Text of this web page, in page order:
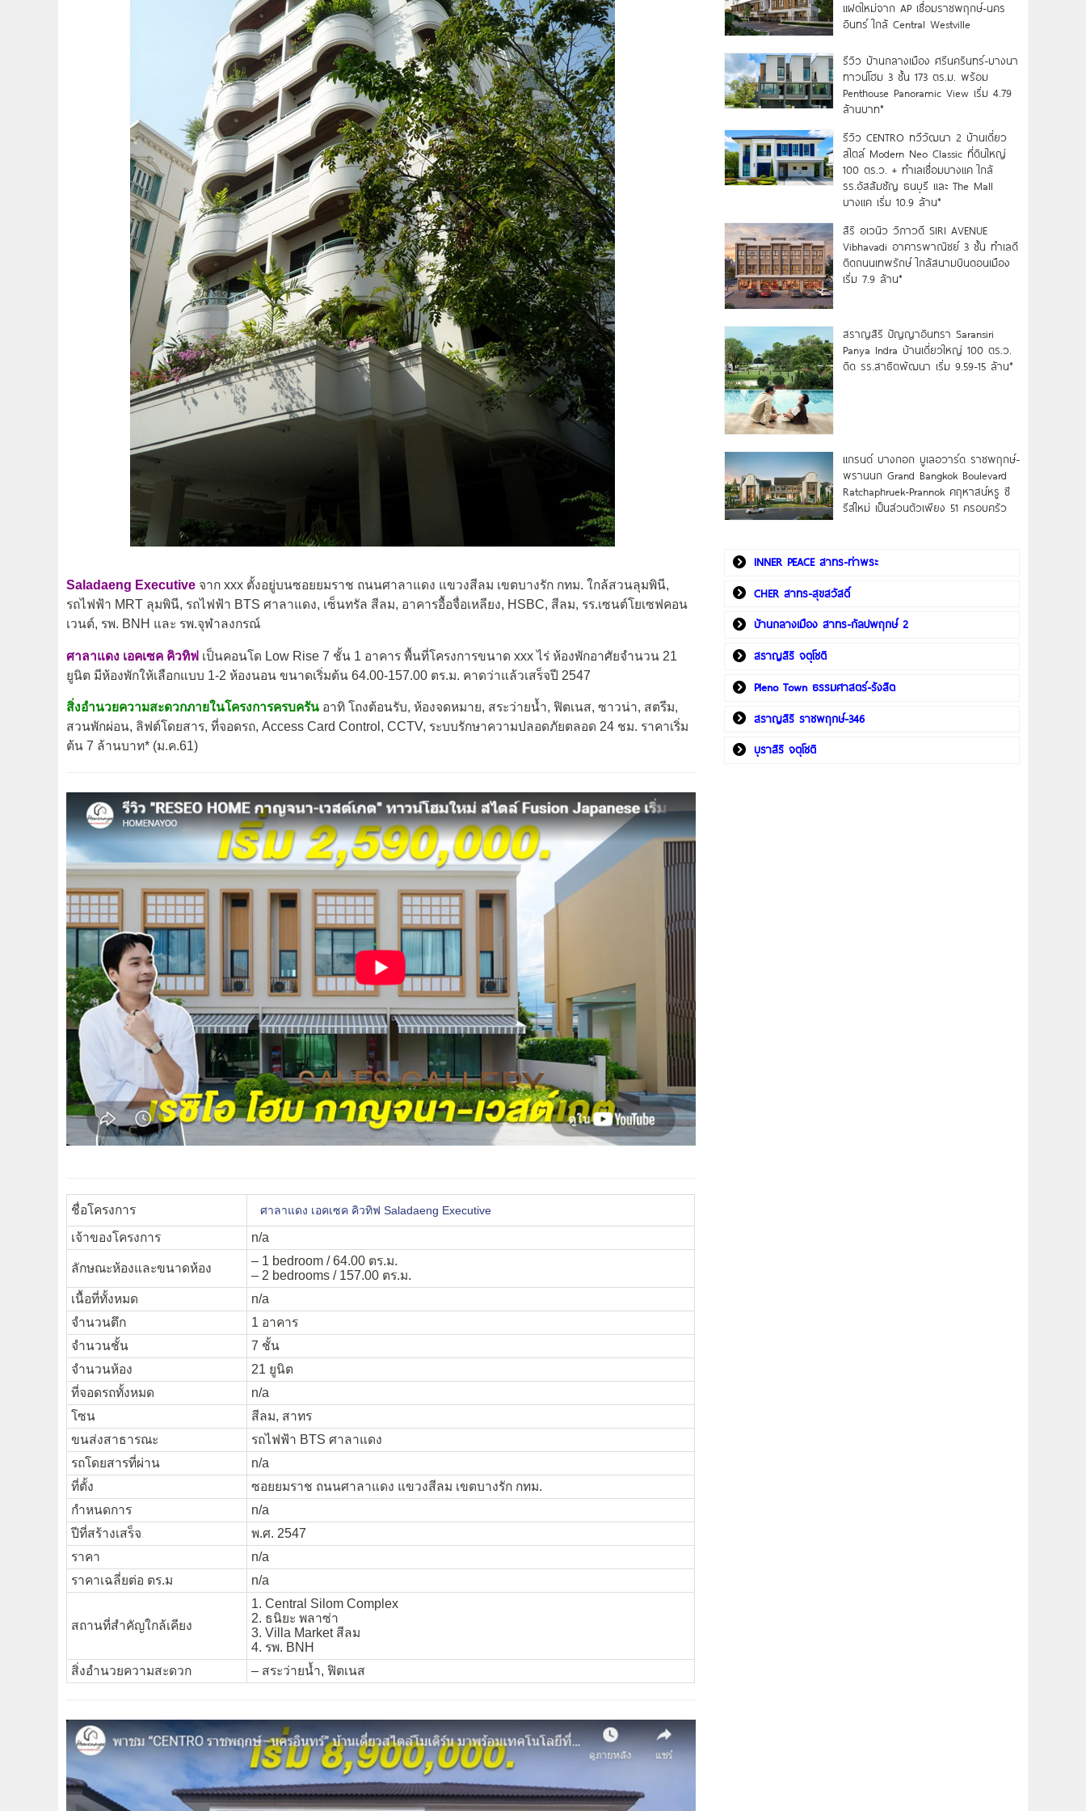
Saladaeng Executive จาก xxx ตั้งอยู่บนซอยยมราช ถนนศาลาแดง แขวงสีลม เขตบางรัก กทม. ใกล้สวนลุมพินี,
รถไฟฟ้า MRT ลุมพินี, รถไฟฟ้า BTS ศาลาแดง, เซ็นทรัล สีลม, อาคารอื้อจื่อเหลียง, HSBC, สีลม, รร.เซนต์โยเซฟคอน
เวนต์, รพ. BNH และ รพ.จุฬาลงกรณ์
ศาลาแดง เอคเซค คิวทิฟ เป็นคอนโด Low Rise 7 ชั้น 1 อาคาร พื้นที่โครงการขนาด xxx ไร่ ห้องพักอาศัยจำนวน 21
ยูนิต มีห้องพักให้เลือกแบบ 1-2 ห้องนอน ขนาดเริ่มต้น 64.00-157.00 ตร.ม. คาดว่าแล้วเสร็จปี 2547
สิ่งอำนวยความสะดวกภายในโครงการครบครัน อาทิ โถงต้อนรับ, ห้องจดหมาย, สระว่ายน้ำ, ฟิตเนส, ซาวน่า, สตรีม,
สวนพักผ่อน, ลิฟต์โดยสาร, ที่จอดรถ, Access Card Control, CCTV, ระบบรักษาความปลอดภัยตลอด 24 ชม. ราคาเริ่ม
ต้น 7 ล้านบาท* (ม.ค.61)
ชื่อโครงการ ศาลาแดง เอคเซค คิวทิฟ Saladaeng Executive
เจ้าของโครงการ n/a
ลักษณะห้องและขนาดห้อง
– 1 bedroom / 64.00 ตร.ม.
– 2 bedrooms / 157.00 ตร.ม.
เนื้อที่ทั้งหมด
n/a
จำนวนตึก
1 อาคาร
จำนวนชั้น
7 ชั้น
จำนวนห้อง
21 ยูนิต
ที่จอดรถทั้งหมด
n/a
โซน
สีลม, สาทร
ขนส่งสาธารณะ
รถไฟฟ้า BTS ศาลาแดง
รถโดยสารที่ผ่าน
n/a
ที่ตั้ง
ซอยยมราช ถนนศาลาแดง แขวงสีลม เขตบางรัก กทม.
กำหนดการ
n/a
ปีที่สร้างเสร็จ
พ.ศ. 2547
ราคา
n/a
ราคาเฉลี่ยต่อ ตร.ม
n/a
สถานที่สำคัญใกล้เคียง
1. Central Silom Complex
2. ธนิยะ พลาซ่า
3. Villa Market สีลม
4. รพ. BNH
สิ่งอำนวยความสะดวก
– สระว่ายน้ำ, ฟิตเนส
แฝดใหม่จาก AP เชื่อมราชพฤกษ์-นคร
อินทร์ ใกล้ Central Westville
รีวิว บ้านกลางเมือง ศรีนครินทร์-บางนา
ทาวน์โฮม 3 ชั้น 173 ตร.ม. พร้อม
Penthouse Panoramic View เริ่ม 4.79
ล้านบาท*
รีวิว CENTRO ทวีวัฒนา 2 บ้านเดี่ยว
สไตล์ Modern Neo Classic ที่ดินใหญ่
100 ตร.ว. + ทำเลเชื่อมบางแค ใกล้
รร.อัสสัมชัญ ธนบุรี และ The Mall
บางแค เริ่ม 10.9 ล้าน*
สิริ อเวนิว วิภาวดี SIRI AVENUE
Vibhavadi อาคารพาณิชย์ 3 ชั้น ทำเลดี
ติดถนนเทพรักษ์ ใกล้สนามบินดอนเมือง
เริ่ม 7.9 ล้าน*
สราญสิริ ปัญญาอินทรา Saransiri
Panya Indra บ้านเดี่ยวใหญ่ 100 ตร.ว.
ดิด รร.สาธิตพัฒนา เริ่ม 9.59-15 ล้าน*
แกรนด์ บางกอก บูเลอวาร์ด ราชพฤกษ์-
พรานนก Grand Bangkok Boulevard
Ratchaphruek-Prannok คฤหาสน์หรู ซี
รีส์ใหม่ เป็นส่วนตัวเพียง 51 ครอบครัว
INNER PEACE สาทร-ท่าพระ
CHER สาทร-สุขสวัสดิ์
บ้านกลางเมือง สาทร-กัลปพฤกษ์ 2
สราญสิริ จตุโชติ
Pleno Town ธรรมศาสตร์-รังสิต
สราญสิริ ราชพฤกษ์-346
บุราสิริ จตุโชติ